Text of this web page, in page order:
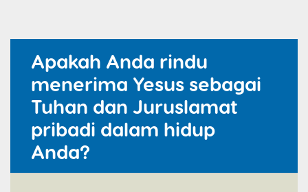
Apakah Anda rindu
menerima Yesus sebagai
Tuhan dan Juruslamat
pribadi dalam hidup
Anda?